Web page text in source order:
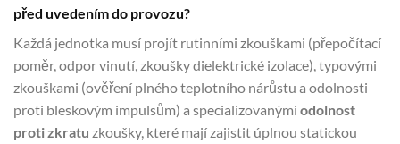
před uvedením do provozu?
Každá jednotka musí projít rutinními zkouškami (přepočítací
poměr, odpor vinutí, zkoušky dielektrické izolace), typovými
zkouškami (ověření plného teplotního nárůstu a odolnosti
proti bleskovým impulsům) a specializovanými odolnost
proti zkratu zkoušky, které mají zajistit úplnou statickou